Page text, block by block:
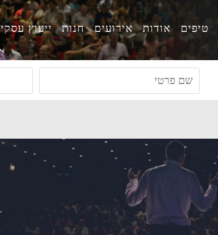
טיפים אודות אירועים חנות ייעוץ עסקי